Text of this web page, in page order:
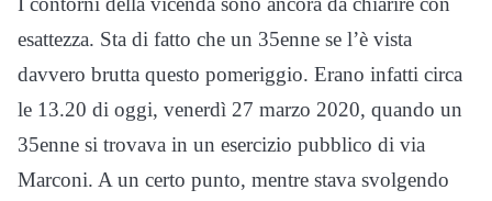
esattezza. Sta di fatto che un 35enne se l’è vista
davvero brutta questo pomeriggio. Erano infatti circa
le 13.20 di oggi, venerdì 27 marzo 2020, quando un
35enne si trovava in un esercizio pubblico di via
Marconi. A un certo punto, mentre stava svolgendo